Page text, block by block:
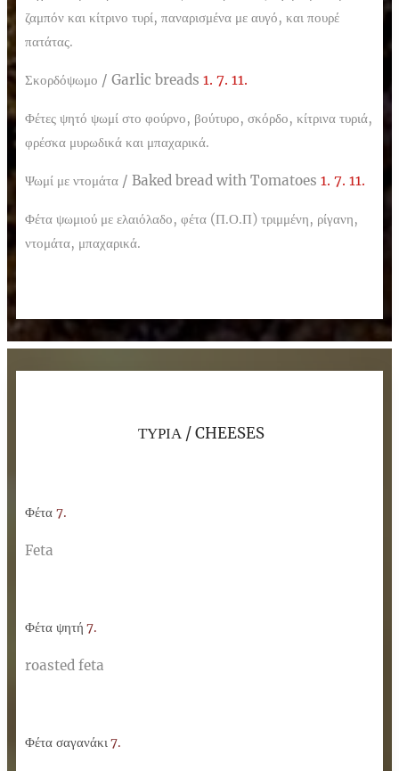
ζαμπόν και κίτρινο τυρί, παναρισμένα με αυγό, και πουρέ
πατάτας.
Σκορδόψωμο / Garlic breads 1. 7. 11.
Φέτες ψητό ψωμί στο φούρνο, βούτυρο, σκόρδο, κίτρινα τυριά,
φρέσκα μυρωδικά και μπαχαρικά.
Ψωμί με ντομάτα / Baked bread with Tomatoes 1. 7. 11.
Φέτα ψωμιού με ελαιόλαδο, φέτα (Π.Ο.Π) τριμμένη, ρίγανη,
ντομάτα, μπαχαρικά.
ΤΥΡΙΑ / CHEESES
Φέτα 7.
Feta
Φέτα ψητή 7.
roasted feta
Φέτα σαγανάκι7.